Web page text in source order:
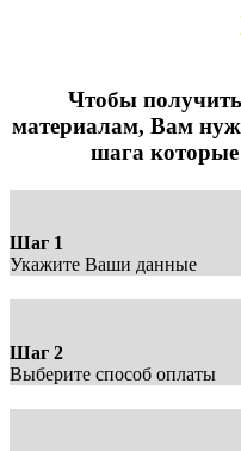
Чтобы
материалам, Вам
шага
Шаг 1
Укажите Ваши данные
Шаг 2
Выберите способ оплаты